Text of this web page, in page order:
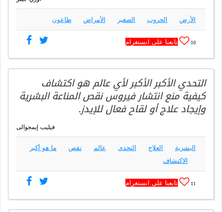
الأرض الحروب الصغير الأمراض طاعون
10 تابعنا على انستغرام
التحدي الأكبر الأكبر لأي عالم هو اكتشاف
كيفية منع انتشار فيروس نقص المناعة البشرية
وإيجاد علاج أو لقاح فعال للإيدز.
فيليب إيمجوالى
البشرية العلاج التحدي عالم نقص
ما هو أكبر
الاكتشاف
11 تابعنا على انستغرام